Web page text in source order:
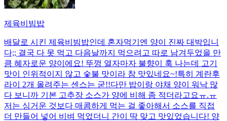
제육비빔밥
배달로 시킨 제육비빔밥인데 혼자먹기엔 양이 진짜 대박입니
다;; 결국 다 못 먹고 다음날까지 먹으려고 따로 남겨두었을 만
큼 혜자로운 양이에요! 뚜껑 열자마자 불향이 훅 나는데 고기
맛이 인위적이지 않고 숯불 맛이라 참 맛있네요~!특히 계란후
라이 2개 올려주는 센스는 굳!! ​다만 밥이랑 야채 양이 워낙 많
다 보니까 기본 고추장 소스가 양에 비해 좀 적더라고요ㅠ.ㅠ
저는 싱거운 것보다 매콤하게 먹는 걸 좋아해서 소스를 직접
더 만들어 넣어 비벼 먹었더니 간이 딱 맞고 맛있었습니다! 양